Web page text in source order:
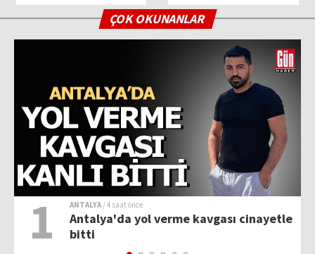
ÇOK OKUNANLAR
1 ANTALYA / 4 saat önce
Antalya'da yol verme kavgası cinayetle
bitti